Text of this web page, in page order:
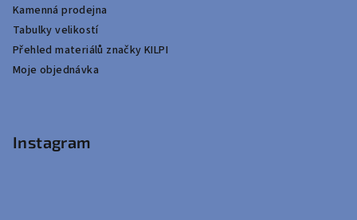
Kamenná prodejna
Tabulky velikostí
Přehled materiálů značky KILPI
Moje objednávka
Instagram